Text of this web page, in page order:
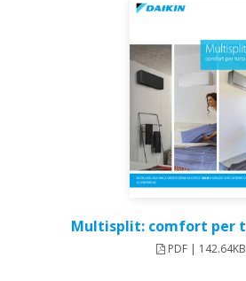
Multisplit: comfort per
PDF | 142.64KB